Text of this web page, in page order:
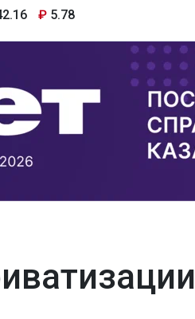
₽ 5.78